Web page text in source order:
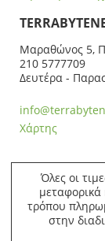
Μαραθώνος 5,
210 5777709
Δευτέρα -
Χάρτης
Όλες οι
μεταφορικά
τρόπου
στην